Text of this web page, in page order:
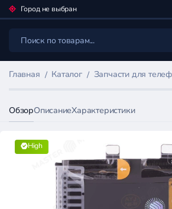
Город не выбран
Каталог
Главная Каталог Запчасти для
ОбзорОписаниеХарактеристики
High